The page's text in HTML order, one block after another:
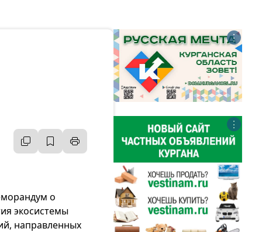
о
экосистемы
направленных
⋮
⋮